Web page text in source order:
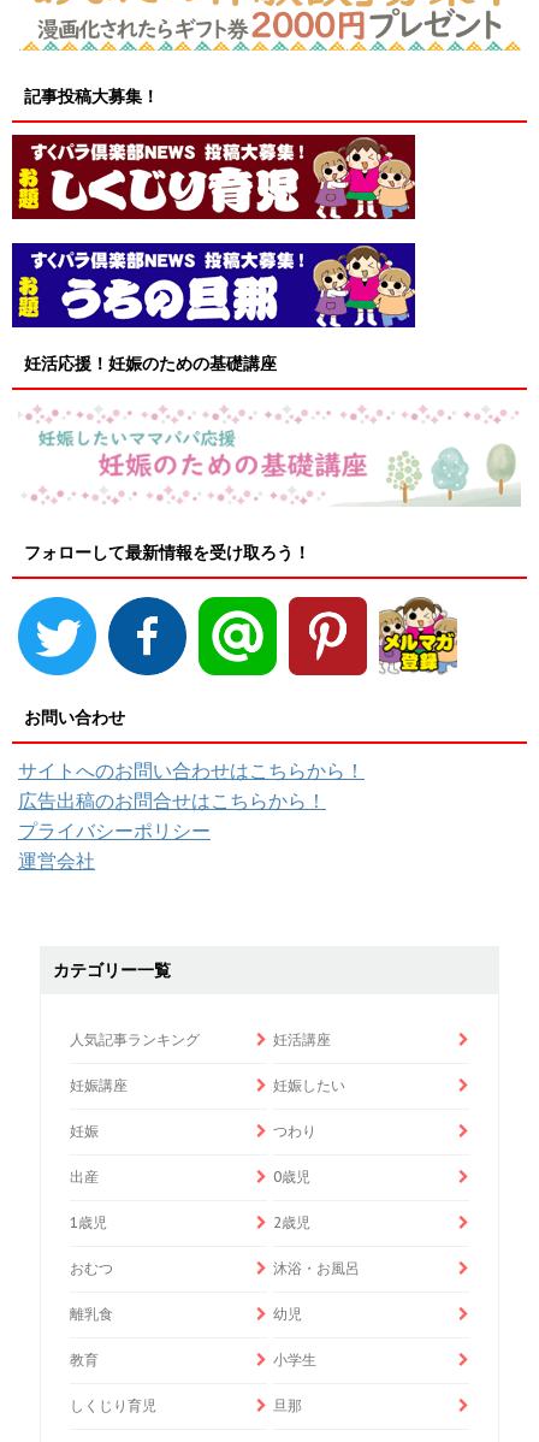
記事投稿大募集！
妊活応援！妊娠のための基礎講座
フォローして最新情報を受け取ろう！
お問い合わせ
サイトへのお問い合わせはこちらから！
広告出稿のお問合せはこちらから！
プライバシーポリシー
運営会社
カテゴリー一覧
人気記事ランキング 妊活講座
妊娠講座 妊娠したい
妊娠 つわり
出産 0歳児
1歳児 2歳児
おむつ 沐浴・お風呂
離乳食 幼児
教育 小学生
しくじり育児 旦那